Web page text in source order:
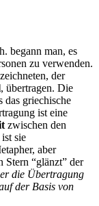
begann man, es
zu verwenden.
der
, übertragen. Die
das griechische
ist eine
zwischen den
sie
aber
Stern “glänzt” der
die Übertragung
der Basis von